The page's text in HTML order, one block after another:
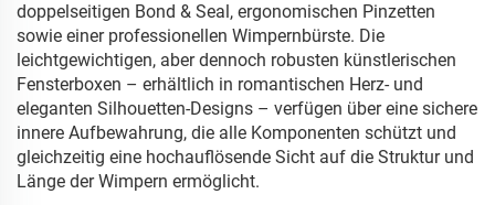
doppelseitigen Bond & Seal, ergonomischen Pinzetten
sowie einer professionellen Wimpernbürste. Die
leichtgewichtigen, aber dennoch robusten künstlerischen
Fensterboxen – erhältlich in romantischen Herz- und
eleganten Silhouetten-Designs – verfügen über eine sichere
innere Aufbewahrung, die alle Komponenten schützt und
gleichzeitig eine hochauflösende Sicht auf die Struktur und
Länge der Wimpern ermöglicht.